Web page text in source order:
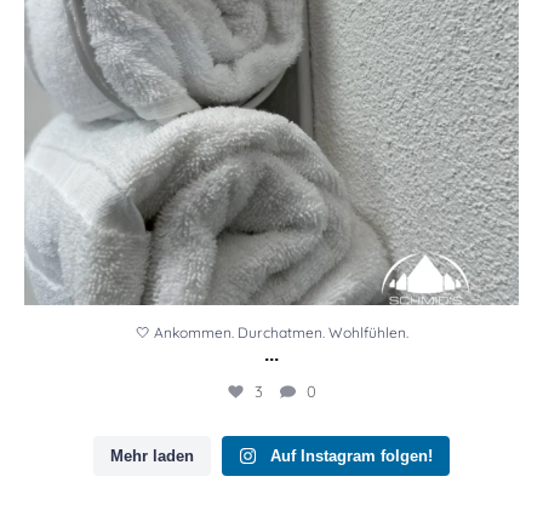
🤍 Ankommen. Durchatmen. Wohlfühlen.
...
3 0
Mehr laden Auf Instagram folgen!